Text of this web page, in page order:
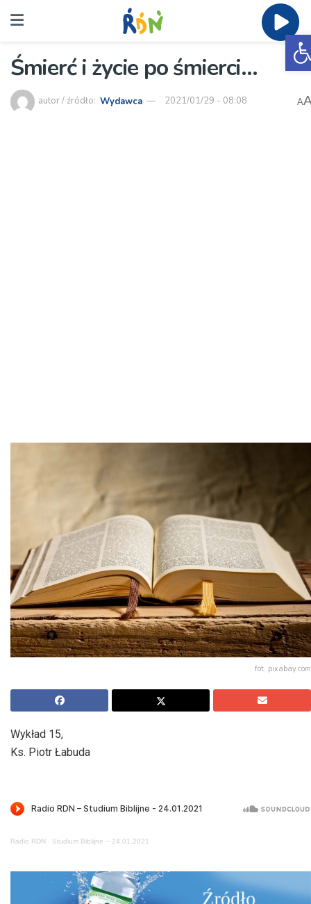
Śmierć i życie po śmierci…
autor / źródło: Wydawca 2021/01/29 - 08:08 A
fot. pixabay.com
Wykład 15,
Ks. Piotr Łabuda
Radio RDN · Studium Biblijne – 24.01.2021